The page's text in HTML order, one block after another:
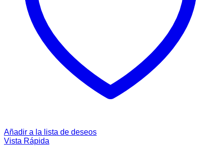
Añadir a la lista de deseos
Vista Rápida